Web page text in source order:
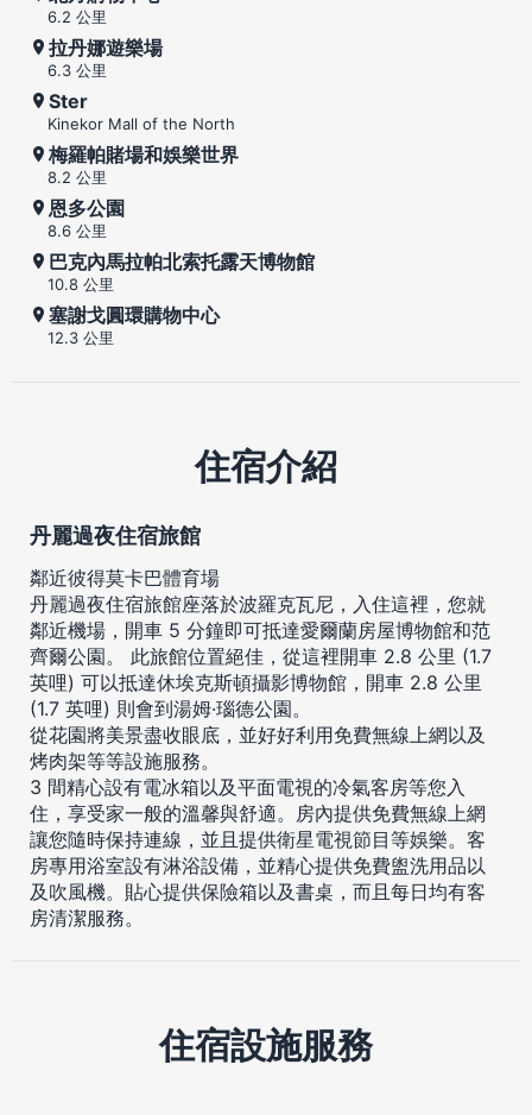
6.2 公里
拉丹娜遊樂場
6.3 公里
Ster
Kinekor Mall of the North
梅羅帕賭場和娛樂世界
8.2 公里
恩多公園
8.6 公里
巴克內馬拉帕北索托露天博物館
10.8 公里
塞謝戈圓環購物中心
12.3 公里
住宿介紹
丹麗過夜住宿旅館
鄰近彼得莫卡巴體育場
丹麗過夜住宿旅館座落於波羅克瓦尼，入住這裡，您就
鄰近機場，開車 5 分鐘即可抵達愛爾蘭房屋博物館和范
齊爾公園。 此旅館位置絕佳，從這裡開車 2.8 公里 (1.7
英哩) 可以抵達休埃克斯頓攝影博物館，開車 2.8 公里
(1.7 英哩) 則會到湯姆·瑙德公園。
從花園將美景盡收眼底，並好好利用免費無線上網以及
烤肉架等等設施服務。
3 間精心設有電冰箱以及平面電視的冷氣客房等您入
住，享受家一般的溫馨與舒適。房內提供免費無線上網
讓您隨時保持連線，並且提供衛星電視節目等娛樂。客
房專用浴室設有淋浴設備，並精心提供免費盥洗用品以
及吹風機。貼心提供保險箱以及書桌，而且每日均有客
房清潔服務。
住宿設施服務